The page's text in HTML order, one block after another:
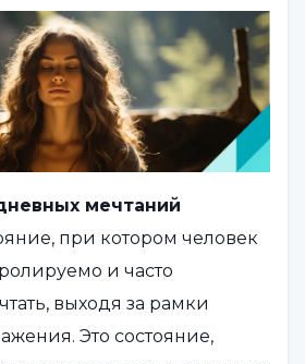
мечтаний
при котором человек
и часто
выходя за рамки
Это состояние,